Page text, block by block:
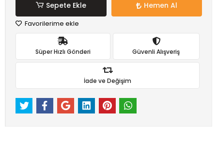
Sepete Ekle Hemen Al
Favorilerime ekle
Süper Hızlı Gönderi Güvenli Alışveriş
İade ve Değişim